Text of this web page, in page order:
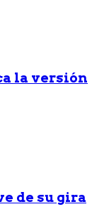
la versión
de su gira